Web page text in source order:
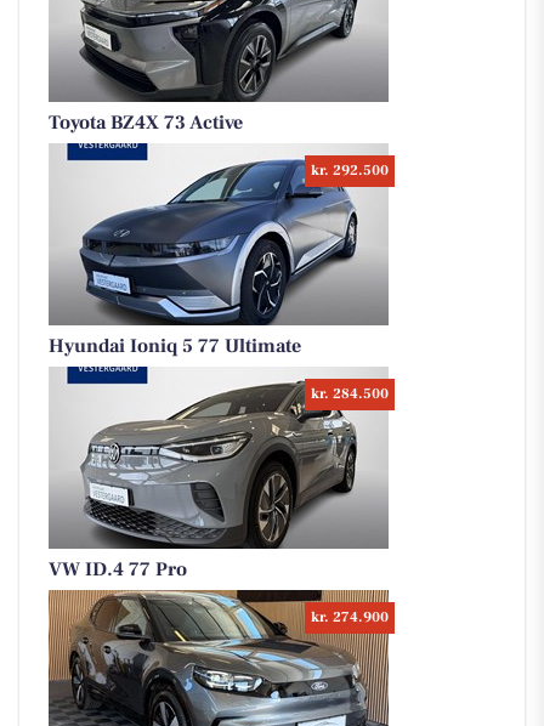
Toyota BZ4X 73 Active
kr. 292.500
Hyundai Ioniq 5 77 Ultimate
kr. 284.500
VW ID.4 77 Pro
kr. 274.900